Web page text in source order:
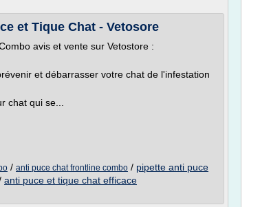
et Tique Chat - Vetosore
avis et vente sur Vetostore :
et débarrasser votre chat de l'infestation
chat qui se...
/ anti puce chat frontline combo / pipette anti puce
anti puce et tique chat efficace